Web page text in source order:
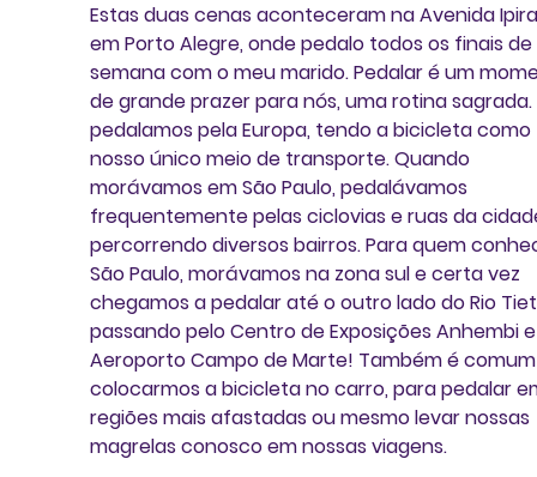
Estas duas cenas aconteceram na Avenida
em Porto Alegre, onde pedalo todos os finais de
semana com o meu marido. Pedalar é um
de grande prazer para nós, uma rotina
pedalamos pela Europa, tendo a bicicleta como
nosso único meio de transporte. Quando
morávamos em São Paulo, pedalávamos
frequentemente pelas ciclovias e ruas da
percorrendo diversos bairros. Para quem
São Paulo, morávamos na zona sul e certa vez
chegamos a pedalar até o outro lado do Rio
passando pelo Centro de Exposições Anhembi
Aeroporto Campo de Marte! Também é
colocarmos a bicicleta no carro, para pedalar
regiões mais afastadas ou mesmo levar nossas
magrelas conosco em nossas viagens.